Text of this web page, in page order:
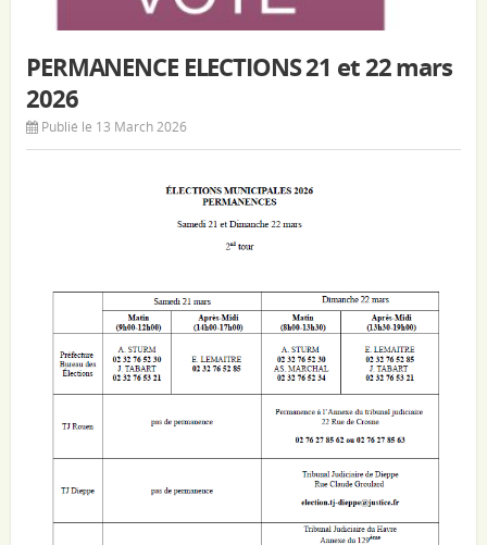
PERMANENCE ELECTIONS 21 et 22 mars
2026
Publié le 13 March 2026